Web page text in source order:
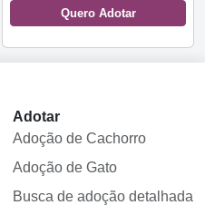
Quero Adotar
Adotar
Adoção de Cachorro
Adoção de Gato
Busca de adoção detalhada